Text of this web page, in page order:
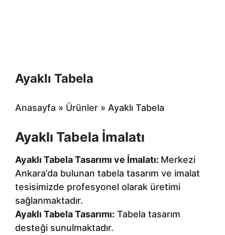
Ayaklı Tabela
Anasayfa » Ürünler » Ayaklı Tabela
Ayaklı Tabela İmalatı
Ayaklı Tabela Tasarımı ve İmalatı: Merkezi
Ankara’da bulunan tabela tasarım ve imalat
tesisimizde profesyonel olarak üretimi
sağlanmaktadır.
Ayaklı Tabela Tasarımı: Tabela tasarım
desteği sunulmaktadır.